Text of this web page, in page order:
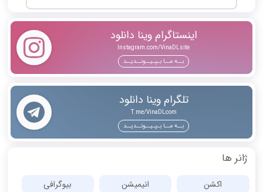
اینستاگرام وینا دانلود
Instagram.com/VinaDLsite
بــه مــا بـپـیــونــدیــد
تلگرام وینا دانلود
T.me/VinaDLcom
بــه مــا بـپـیــونــدیــد
ژانر ها
اکشن انیمیشن
بیوگرافی